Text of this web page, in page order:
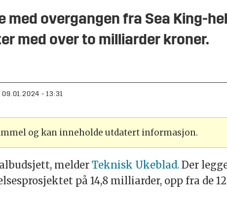
med overgangen fra Sea King-
med over to milliarder kroner.
09.01.2024 - 13:31
og kan inneholde utdatert informasjon.
melder Teknisk Ukeblad. Der
på 14,8 milliarder, opp fra de